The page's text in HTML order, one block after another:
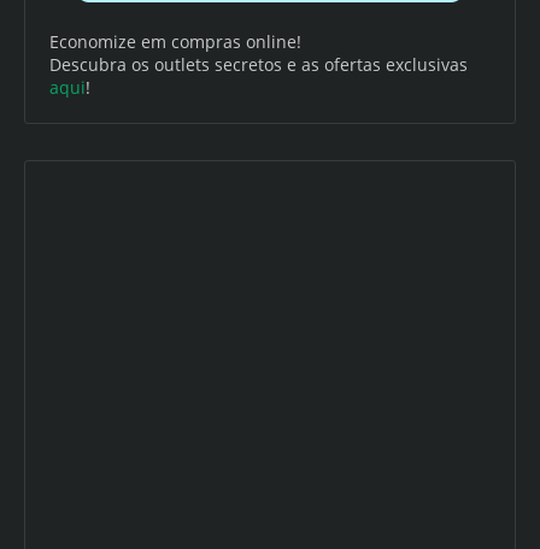
Economize em compras online!
Descubra os outlets secretos e as ofertas exclusivas
aqui!